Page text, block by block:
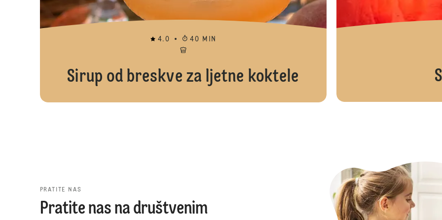
4.0 40 MIN
Sirup od breskve za ljetne koktele
PRATITE NAS
Pratite nas na društvenim